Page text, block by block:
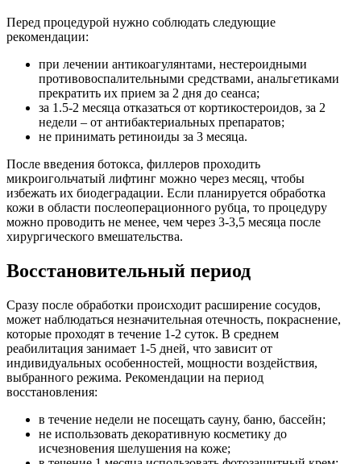
Перед процедурой нужно соблюдать следующие
рекомендации:
при лечении антикоагулянтами, нестероидными
противовоспалительными средствами, анальгетиками
прекратить их прием за 2 дня до сеанса;
за 1.5-2 месяца отказаться от кортикостероидов, за 2
недели – от антибактериальных препаратов;
не принимать ретиноиды за 3 месяца.
После введения ботокса, филлеров проходить
микроигольчатый лифтинг можно через месяц, чтобы
избежать их биодеградации. Если планируется обработка
кожи в области послеоперационного рубца, то процедуру
можно проводить не менее, чем через 3-3,5 месяца после
хирургического вмешательства.
Восстановительный период
Сразу после обработки происходит расширение сосудов,
может наблюдаться незначительная отечность, покраснение,
которые проходят в течение 1-2 суток. В среднем
реабилитация занимает 1-5 дней, что зависит от
индивидуальных особенностей, мощности воздействия,
выбранного режима. Рекомендации на период
восстановления:
в течение недели не посещать сауну, баню, бассейн;
не использовать декоративную косметику до
исчезновения шелушения на коже;